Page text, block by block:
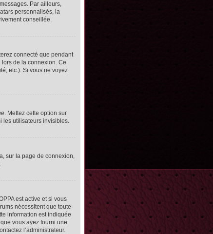
Par ailleurs,
personnalisés, la
conseillée.
connecté que pendant
de la connexion. Ce
etc.). Si vous ne voyez
. Mettez cette option sur
les utilisateurs invisibles.
sur la page de connexion,
est active et si vous
nécessitent que toute
information est indiquée
vous ayez fourni une
l’administrateur.